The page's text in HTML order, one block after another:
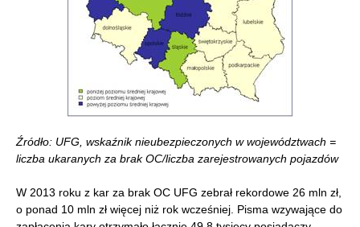
Źródło: UFG, wskaźnik nieubezpieczonych w województwach =
liczba ukaranych za brak OC/liczba zarejestrowanych pojazdów
W 2013 roku z kar za brak OC UFG zebrał rekordowe 26 mln zł,
o ponad 10 mln zł więcej niż rok wcześniej. Pisma wzywające do